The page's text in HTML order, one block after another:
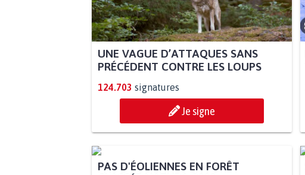
UNE VAGUE D’ATTAQUES SANS
PRÉCÉDENT CONTRE LES LOUPS
124.703 signatures
Je signe